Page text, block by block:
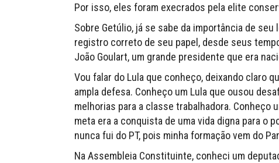
Por isso, eles foram execrados pela elite
Sobre Getúlio, já se sabe da importância de
registro correto de seu papel, desde seus
João Goulart, um grande presidente que era
Vou falar do Lula que conheço, deixando claro
ampla defesa. Conheço um Lula que ousou
melhorias para a classe trabalhadora. Conheço
meta era a conquista de uma vida digna para o
nunca fui do PT, pois minha formação vem do
Na Assembleia Constituinte, conheci um